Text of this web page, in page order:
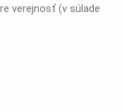
verejnosť (v súlade